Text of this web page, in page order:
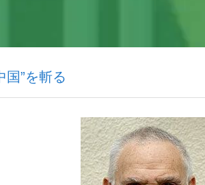
かった」侍ジャパン選手が証言した“NPB聞...
国”を斬る